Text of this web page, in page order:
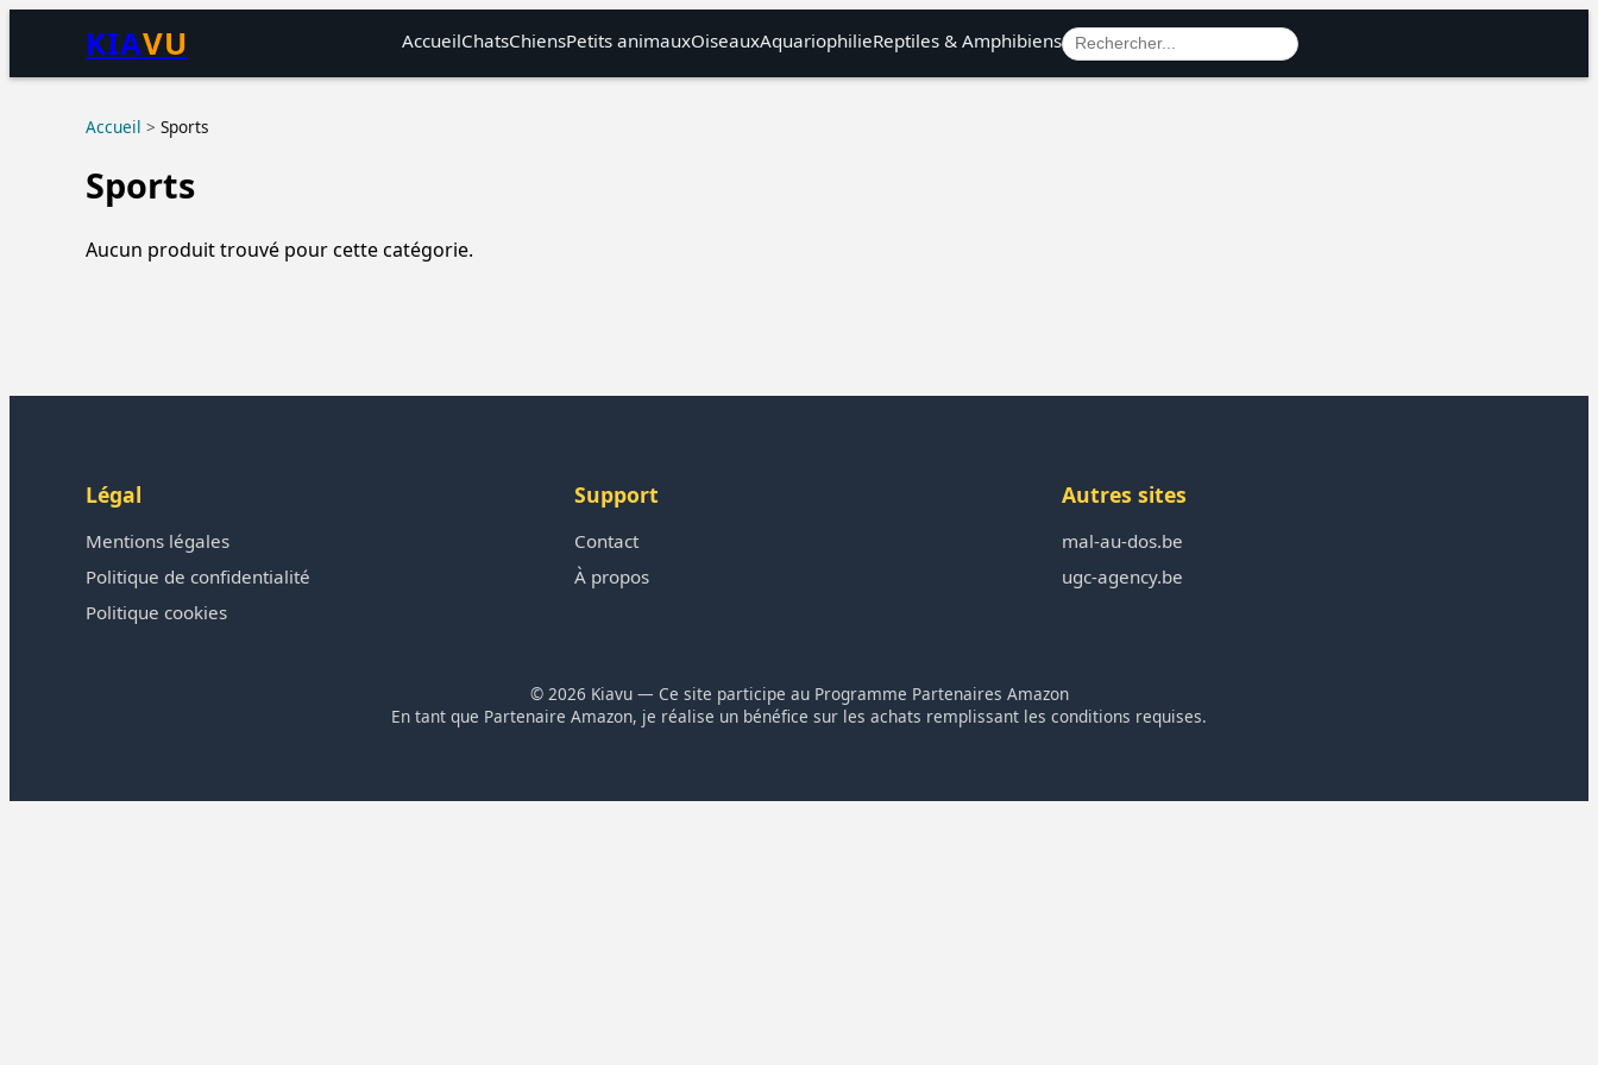
KIAVU AccueilChatsChiensPetits animauxOiseauxAquariophilieReptiles & Amphibiens
Accueil > Sports
Sports
Aucun produit trouvé pour cette catégorie.
Légal
Mentions légales
Politique de confidentialité
Politique cookies
Support
Contact
À propos
Autres sites
mal-au-dos.be
ugc-agency.be
© 2026 Kiavu — Ce site participe au Programme Partenaires Amazon
En tant que Partenaire Amazon, je réalise un bénéfice sur les achats remplissant les conditions requises.